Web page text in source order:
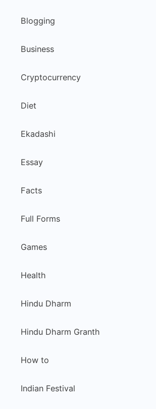
Blogging
Business
Cryptocurrency
Diet
Ekadashi
Essay
Facts
Full Forms
Games
Health
Hindu Dharm
Hindu Dharm Granth
How to
Indian Festival